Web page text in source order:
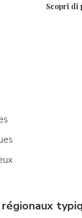
Scopri di